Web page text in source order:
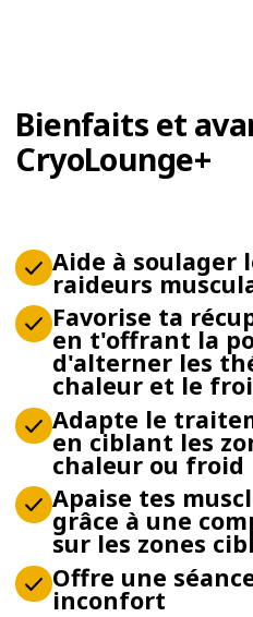
Bienfaits et
CryoLounge+
Aide à soulager
raideurs
Favorise ta
en t'offrant la
d'alterner les
chaleur et le
Adapte le
en ciblant les
chaleur ou froid
Apaise tes
grâce à une
sur les zones
Offre une
inconfort